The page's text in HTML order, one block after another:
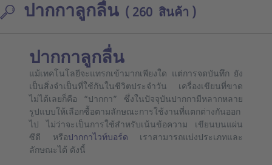
ปากกาลูกลื่น ( 260 สินค้า )
ปากกาลูกลื่น
แม้เทคโนโลยีจะแทรกเข้ามากเพียงใด แต่การจดบันทึก ยัง
เป็นสิ่งจำเป็นที่ใช้กันในชีวิตประจำวัน เครื่องเขียนที่ขาด
ไม่ได้เลยก็คือ “ปากกา” ซึ่งในปัจจุบันปากกามีหลากหลาย
รูปแบบให้เลือกซื้อตามลักษณะการใช้งานที่แตกต่างกันออก
ไป ไม่ว่าจะเป็นการใช้สำหรับเน้นข้อความ เขียนบนแผ่น
ซีดี หรือปากกาไวท์บอร์ด เราสามารถแบ่งประเภทและ
ลักษณะได้ ดังนี้